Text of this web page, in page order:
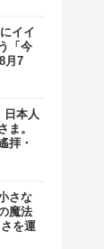
イイ
「今
月7
日本人
ま。
拝・
さな
魔法
を運